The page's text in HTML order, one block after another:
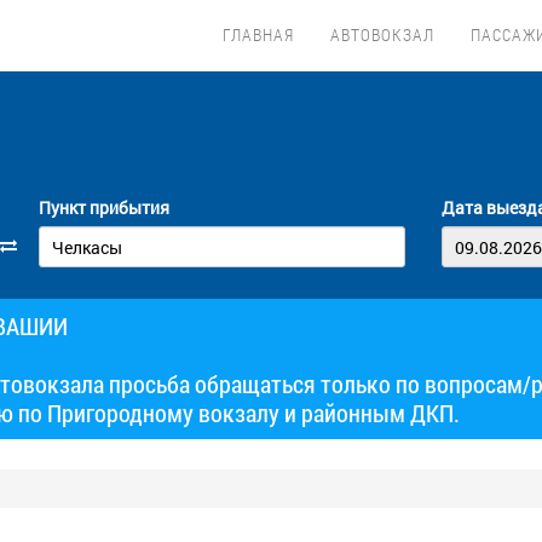
ГЛАВНАЯ АВТОВОКЗАЛ
Пункт прибытия Дата
просьба обращаться только по вопросам/
по Пригородному вокзалу и районным ДКП.